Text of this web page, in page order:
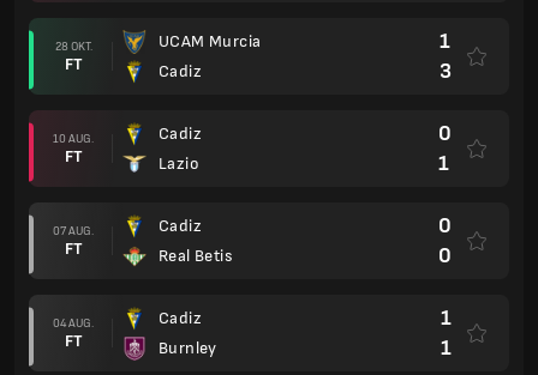
28 OKT.
FT
UCAM Murcia
Cadiz
1
3
10 AUG.
FT
Cadiz
Lazio
0
1
07 AUG.
FT
Cadiz
Real Betis
0
0
04 AUG.
FT
Cadiz
Burnley
1
1